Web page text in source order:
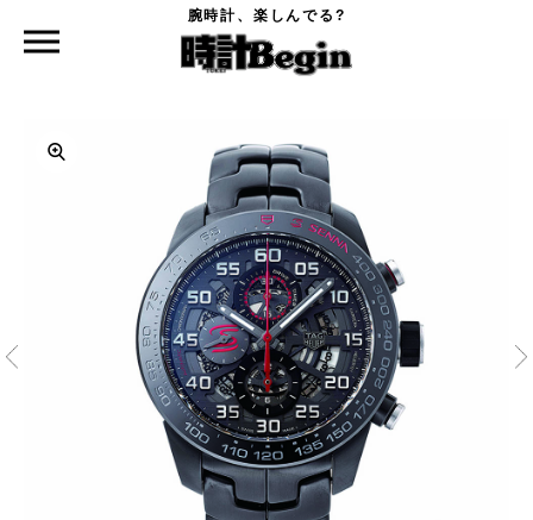
腕時計、楽しんでる?
TAG HEUER
タグ・ホイヤー カレラ キャリバーホイヤー01 クロノグラフ アイルトン・セナ スペシ